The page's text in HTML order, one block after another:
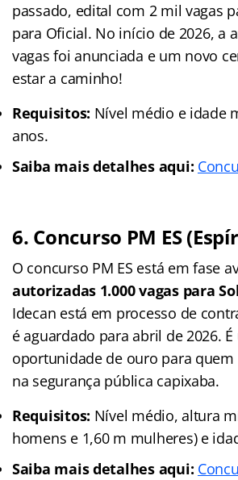
passado, edital com 2 mil vagas
para Oficial. No início de 2026, a
vagas foi anunciada e um novo
estar a caminho!
Requisitos: Nível médio e idade
anos.
Saiba mais detalhes aqui:
6. Concurso PM ES
O concurso PM ES está em fase
autorizadas 1.000 vagas para
Idecan está em processo de
é aguardado para abril de 2026. É
oportunidade de ouro para quem
na segurança pública capixaba.
Requisitos: Nível médio, altura
homens e 1,60 m mulheres) e
Saiba mais detalhes aqui: